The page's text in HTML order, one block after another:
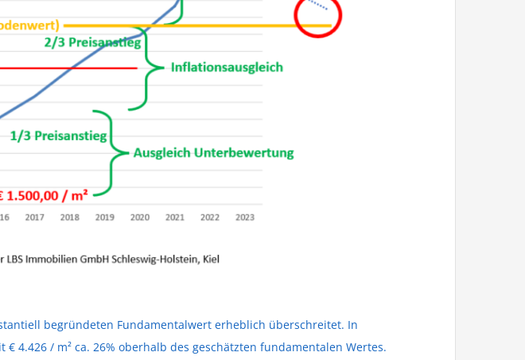
begründeten Fundamentalwert erheblich überschreitet. In
4.426 / m² ca. 26% oberhalb des geschätzten fundamentalen Wertes.